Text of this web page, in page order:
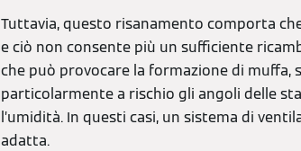
Tuttavia, questo risanamento comporta
e ciò non consente più un sufficiente
che può provocare la formazione di
particolarmente a rischio gli angoli delle
l’umidità. In questi casi, un sistema di
adatta.